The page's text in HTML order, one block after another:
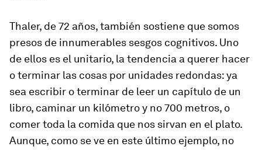
Thaler, de 72 años, también sostiene que somos
presos de innumerables sesgos cognitivos. Uno
de ellos es el unitario, la tendencia a querer hacer
o terminar las cosas por unidades redondas: ya
sea escribir o terminar de leer un capítulo de un
libro, caminar un kilómetro y no 700 metros, o
comer toda la comida que nos sirvan en el plato.
Aunque, como se ve en este último ejemplo, no